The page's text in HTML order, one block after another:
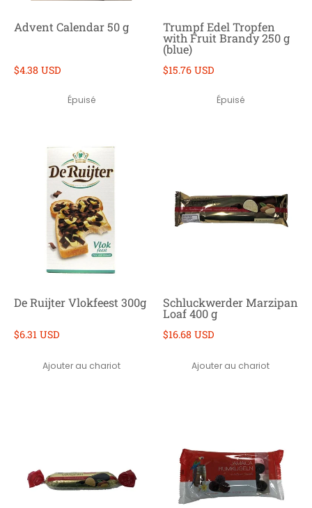
Advent Calendar 50 g
$4.38 USD
Épuisé
Trumpf Edel Tropfen
with Fruit Brandy 250 g
(blue)
$15.76 USD
Épuisé
De Ruijter Vlokfeest 300g
$6.31 USD
Ajouter au chariot
Schluckwerder Marzipan
Loaf 400 g
$16.68 USD
Ajouter au chariot